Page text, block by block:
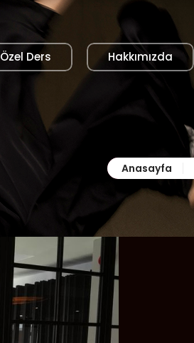
Özel Ders Hakkımızda
Anasayfa